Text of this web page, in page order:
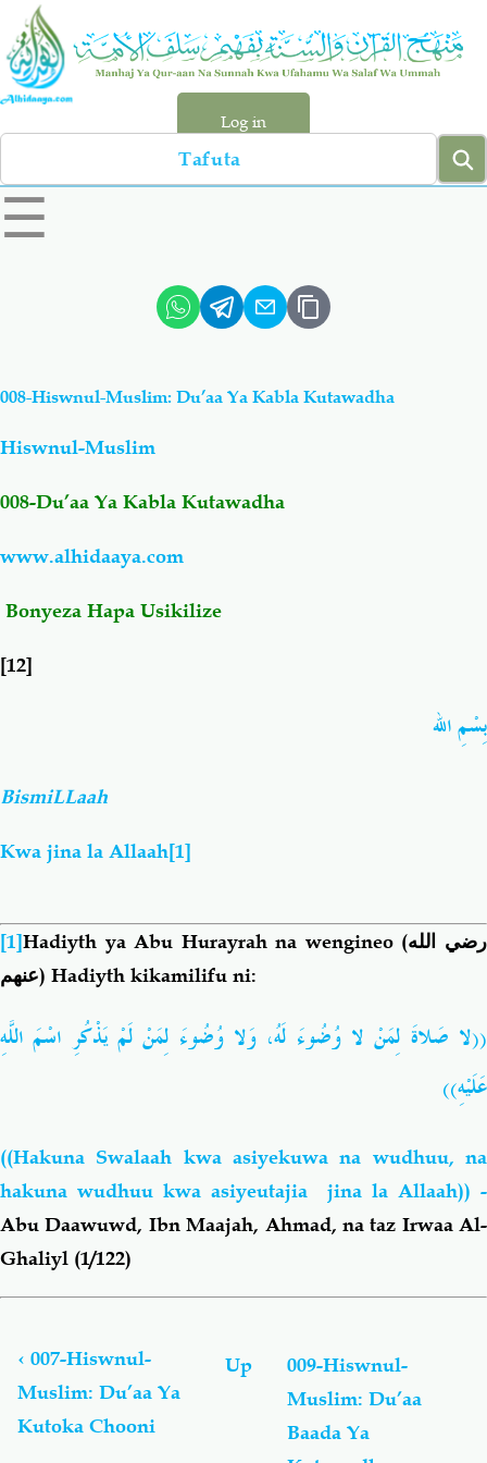
Skip
main
content
Log in
Search
left
sidebar
☰
Hadiyth
Salaf Wa Ummah
Fiqh-Ibaadah
Fataawa Za Ulamaa
Familia-Jamii
Chemsha Bongo
Mapishi
008-Hiswnul-Muslim: Du’aa Ya Kabla Kutawadha
Hiswnul-Muslim
008-Du’aa Ya Kabla Kutawadha
www.alhidaaya.com
Bonyeza Hapa Usikilize
[12]
بِسْمِ الله
BismiLLaah
Kwa jina la Allaah[1]
[1]Hadiyth ya Abu Hurayrah na wengineo (رضي الله
عنهم) Hadiyth kikamilifu ni:
((لا صَلاةَ لِمَنْ لا وُضُوءَ لَهُ، وَلا وُضُوءَ لِمَنْ لَمْ يَذْكُرِ اسْمَ اللَّهِ
عَلَيْهِ))
((Hakuna Swalaah kwa asiyekuwa na wudhuu, na
hakuna wudhuu kwa asiyeutajia jina la Allaah)) -
Abu Daawuwd, Ibn Maajah, Ahmad, na taz Irwaa Al-
Ghaliyl (1/122)
links
for
Hiswnul-
Muslim:
‹ 007-Hiswnul-
Muslim: Du’aa Ya
Kutoka Chooni
Up
009-Hiswnul-
Muslim: Du’aa
Baada Ya